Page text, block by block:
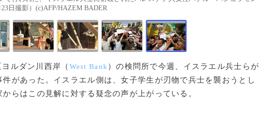
日撮影）(c)AFP/HAZEM BADER
ルダン川西岸（ West Bank ）の検問所で今週、イスラエル兵士らが
があった。イスラエル側は、女子学生が刃物で兵士を襲おうとし
らはこの見解に対する疑念の声が上がっている。